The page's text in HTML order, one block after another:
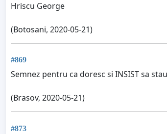
Hriscu George
(Botosani, 2020-05-21)
#869
Semnez pentru ca doresc si INSIST sa
(Brasov, 2020-05-21)
#873